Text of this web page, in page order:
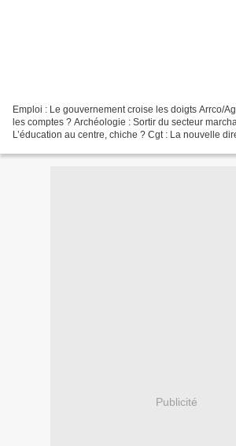
Emploi : Le gouvernement croise les doigts Arrco/
les comptes ? Archéologie : Sortir du secteur
L’éducation au centre, chiche ? Cgt : La nouvelle
Publicité